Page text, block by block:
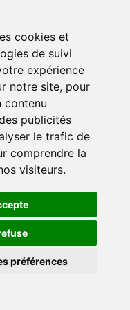
cookies et
de suivi
expérience
notre site, pour
contenu
publicités
le trafic de
comprendre la
visiteurs.
préférences